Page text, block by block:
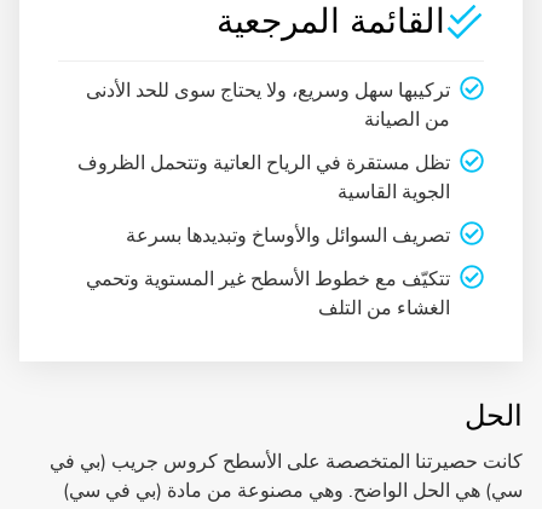
القائمة المرجعية
تركيبها سهل وسريع، ولا يحتاج سوى للحد الأدنى
من الصيانة
تظل مستقرة في الرياح العاتية وتتحمل الظروف
الجوية القاسية
تصريف السوائل والأوساخ وتبديدها بسرعة
تتكيّف مع خطوط الأسطح غير المستوية وتحمي
الغشاء من التلف
الحل
كانت حصيرتنا المتخصصة على الأسطح كروس جريب (بي في
سي) هي الحل الواضح. وهي مصنوعة من مادة (بي في سي)